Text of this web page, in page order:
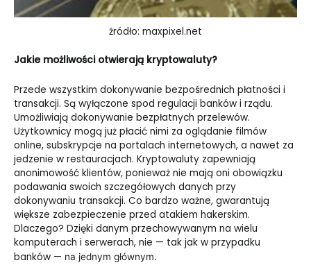
źródło: maxpixel.net
Jakie możliwości otwierają kryptowaluty?
Przede wszystkim dokonywanie bezpośrednich płatności i
transakcji. Są wyłączone spod regulacji banków i rządu.
Umożliwiają dokonywanie bezpłatnych przelewów.
Użytkownicy mogą już płacić nimi za oglądanie filmów
online, subskrypcje na portalach internetowych, a nawet za
jedzenie w restauracjach. Kryptowaluty zapewniają
anonimowość klientów, ponieważ nie mają oni obowiązku
podawania swoich szczegółowych danych przy
dokonywaniu transakcji. Co bardzo ważne, gwarantują
większe zabezpieczenie przed atakiem hakerskim.
Dlaczego? Dzięki danym przechowywanym na wielu
komputerach i serwerach, nie — tak jak w przypadku
banków — na jednym głównym.